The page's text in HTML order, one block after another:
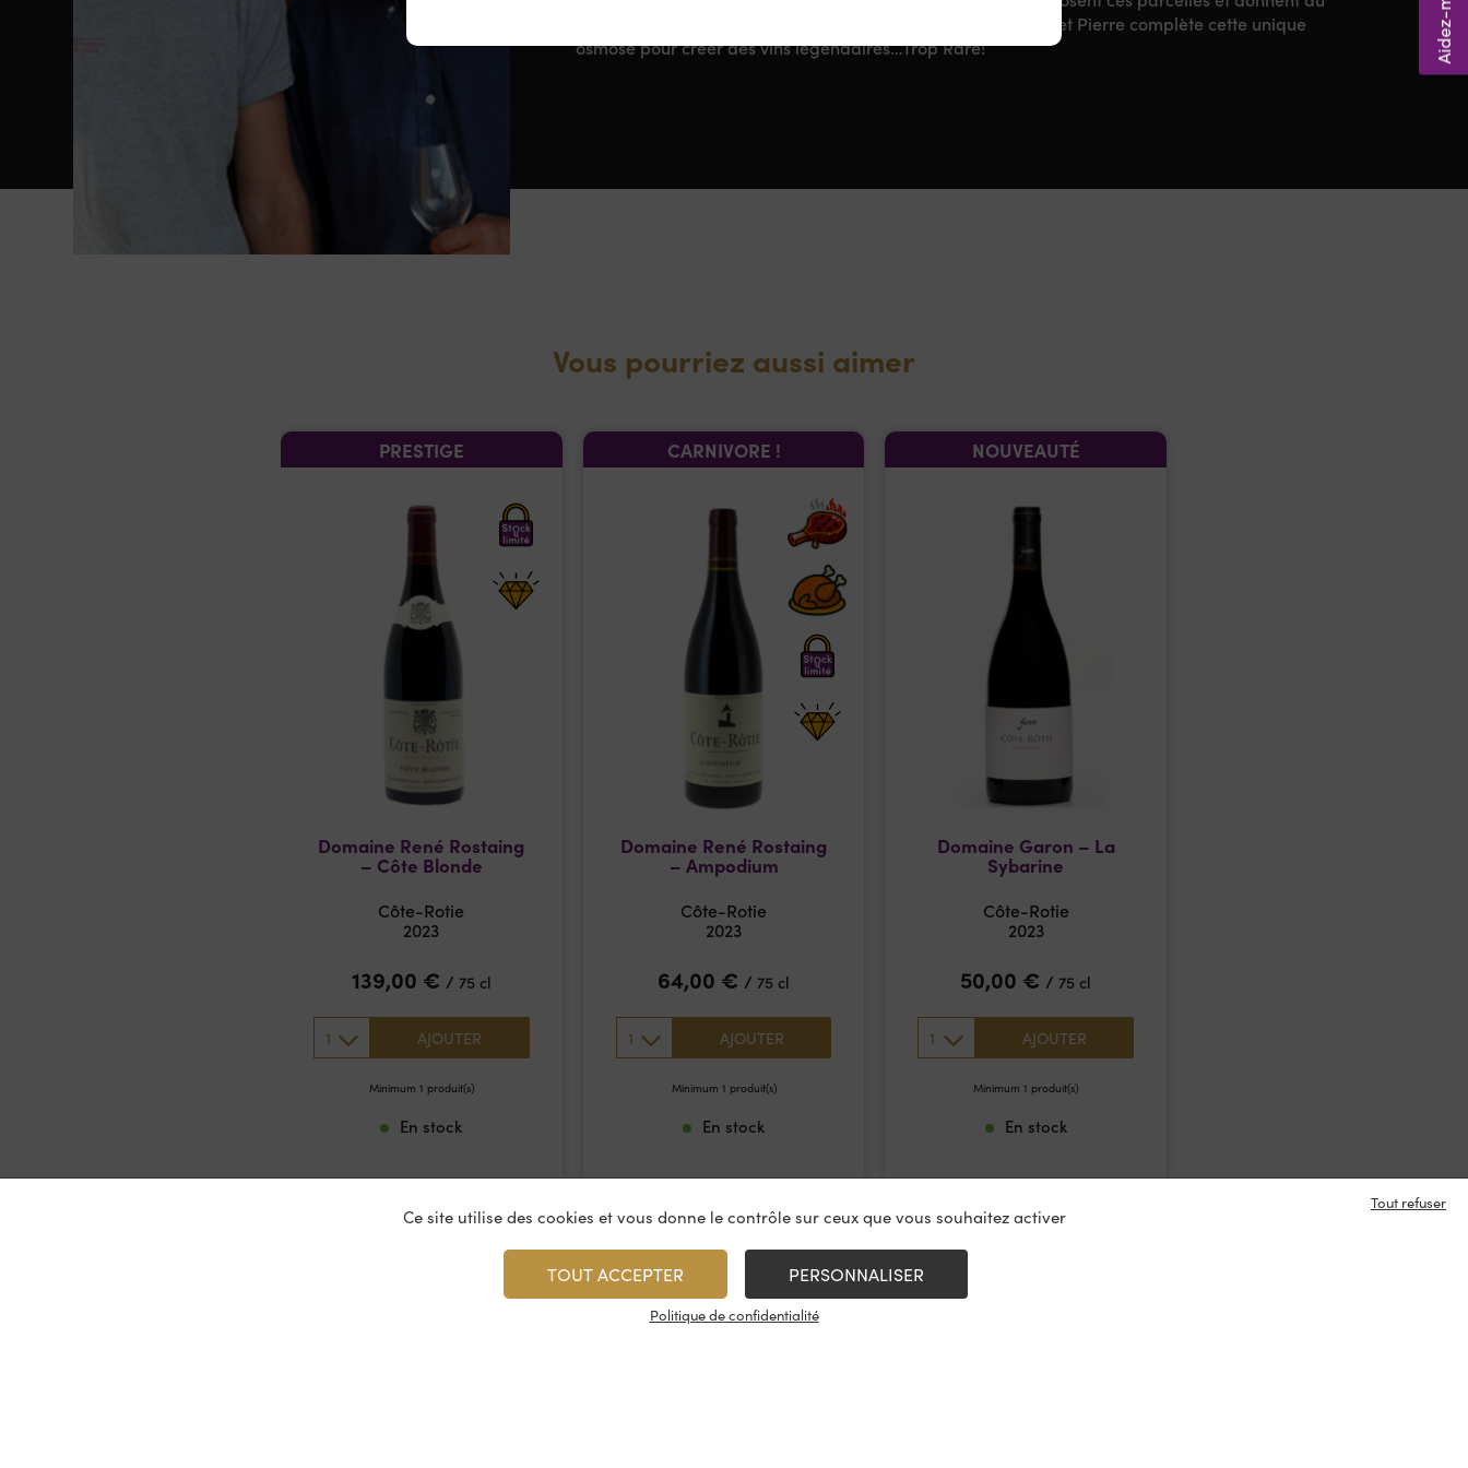
vin toute l’excellence de ces terroirs. Enfin, le travail de René et Pierre complète cette unique
osmose pour créer des vins légendaires…Trop Rare!
Vous pourriez aussi aimer
PRESTIGE
Domaine René Rostaing
– Côte Blonde
Côte-Rotie
2023
139,00 € / 75 cl
1 AJOUTER
Minimum 1 produit(s)
En stock
CARNIVORE !
Domaine René Rostaing
– Ampodium
Côte-Rotie
2023
64,00 € / 75 cl
1 AJOUTER
Minimum 1 produit(s)
En stock
NOUVEAUTÉ
Domaine Garon – La
Sybarine
Côte-Rotie
2023
50,00 € / 75 cl
1 AJOUTER
Minimum 1 produit(s)
En stock
Ce site utilise des cookies et vous donne le contrôle sur ceux que vous souhaitez activer
TOUT ACCEPTER
Tout refuser
PERSONNALISER
Politique de confidentialité